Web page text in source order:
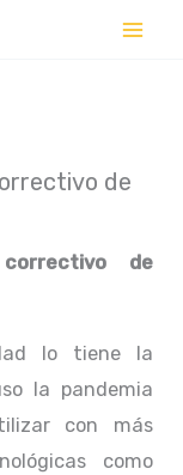
de
de
lo tiene la
la pandemia
con más
como